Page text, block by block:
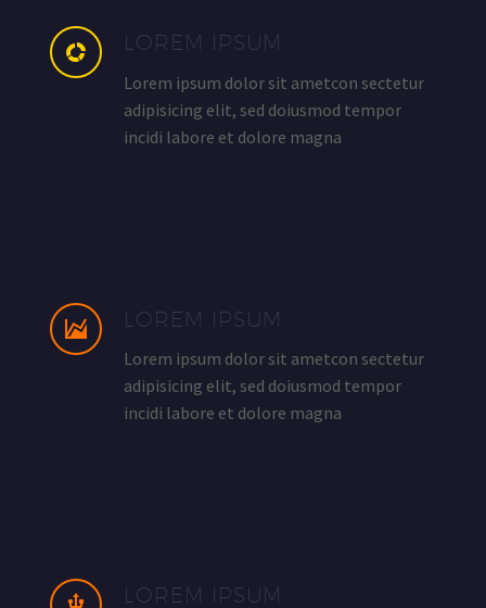
LOREM IPSUM
Lorem ipsum dolor sit ametcon sectetur
adipisicing elit, sed doiusmod tempor
incidi labore et dolore magna
LOREM IPSUM
Lorem ipsum dolor sit ametcon sectetur
adipisicing elit, sed doiusmod tempor
incidi labore et dolore magna
LOREM IPSUM